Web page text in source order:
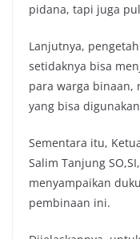
pidana, tapi juga
Lanjutnya,
setidaknya bisa
para warga binaan,
yang bisa
Sementara itu,
Salim Tanjung
menyampaikan
pembinaan ini.